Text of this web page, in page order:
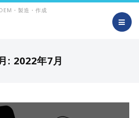
・製造・作成
: 2022年7月